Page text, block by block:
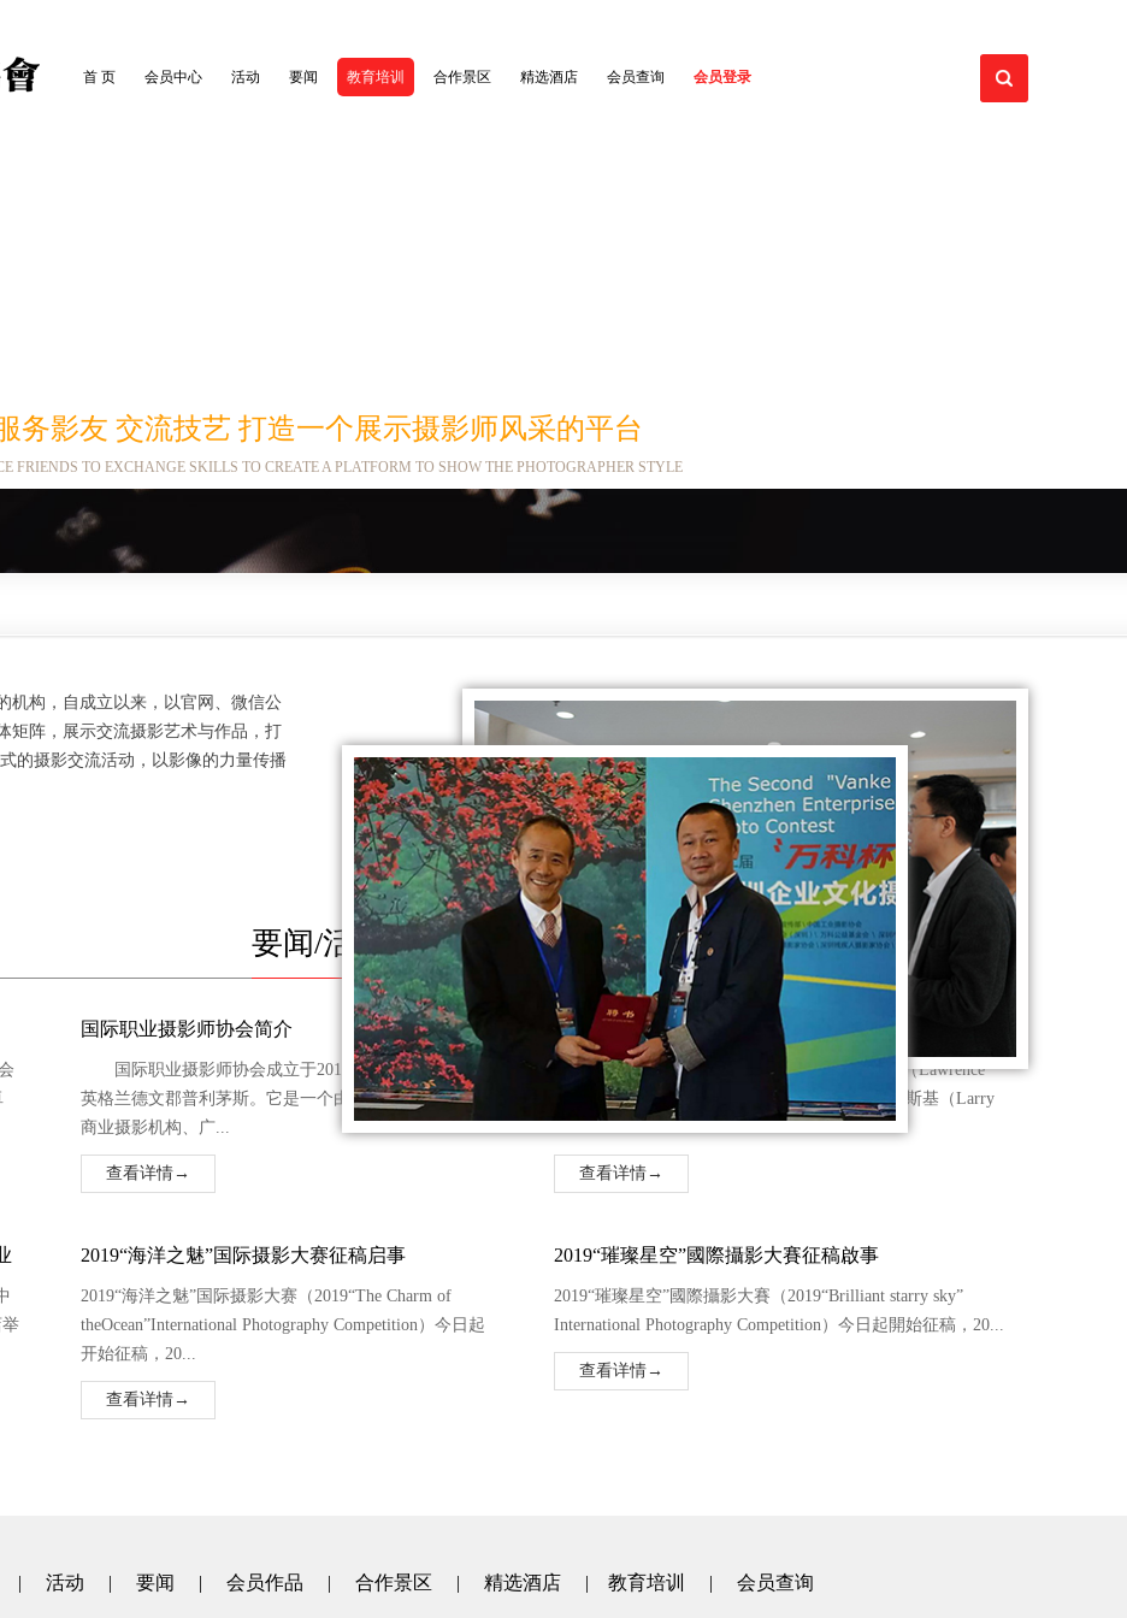
首 页 会员中心 活动 要闻 教育培训 合作景区 精选酒店 会员查询 会员登录
务影友 交流技艺 打造一个展示摄影师风采的平台
FRIENDS TO EXCHANGE SKILLS TO CREATE A PLATFORM TO SHOW THE PHOTOGRAPHER STYLE
构，自成立以来，以官网、微信公
矩阵，展示交流摄影艺术与作品，打
的摄影交流活动，以影像的力量传播
要闻/活动
国际职业摄影师协会简介
国际职业摄影师协会成立于2012年，全球总部位于
英格兰德文郡普利茅斯。它是一个由全球职业摄影师、
商业摄影机构、广...
查看详情→
国际职业摄影师协会会员名单
国际职业摄影师协会创始会员名单 劳伦斯·米勒（Lawrence
Miller）国际职业摄影师协会副主席：拉里·苏西斯基（Larry
查看详情→
2019“海洋之魅”国际摄影大赛征稿启事
2019“海洋之魅”国际摄影大赛（2019“The Charm of
theOcean”International Photography Competition）今日起
开始征稿，20...
查看详情→
2019“璀璨星空”國際攝影大賽征稿啟事
2019“璀璨星空”國際攝影大賽（2019“Brilliant starry sky”
International Photography Competition）今日起開始征稿，20...
查看详情→
| 活动 | 要闻 | 会员作品 | 合作景区 | 精选酒店 | 教育培训 | 会员查询